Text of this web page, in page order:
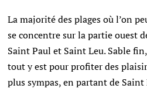
La majorité des plages où l’on
se concentre sur la partie ouest
Saint Paul et Saint Leu. Sable
tout y est pour profiter des
plus sympas, en partant de Saint